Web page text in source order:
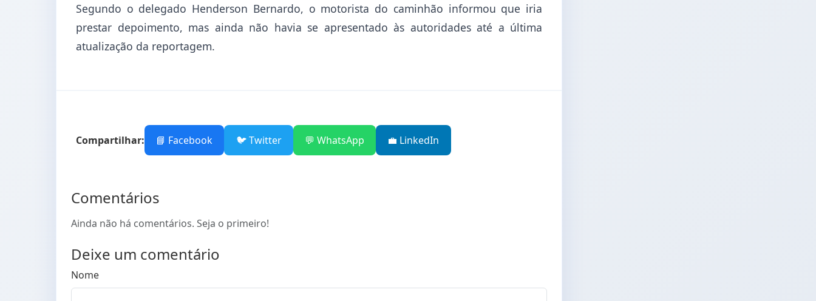
Segundo o delegado Henderson Bernardo, o motorista do caminhão informou que iria
prestar depoimento, mas ainda não havia se apresentado às autoridades até a última
atualização da reportagem.
Compartilhar: 📘 Facebook 🐦 Twitter 💬 WhatsApp 💼 LinkedIn
Comentários
Ainda não há comentários. Seja o primeiro!
Deixe um comentário
Nome